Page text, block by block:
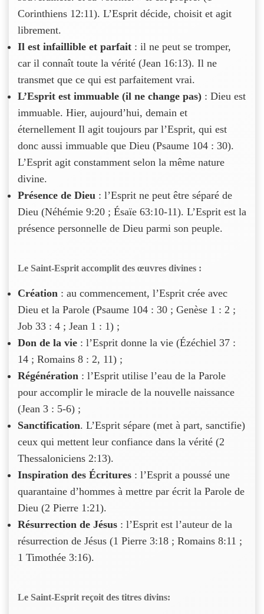
Corinthiens 12:11). L’Esprit décide, choisit et agit
librement.
Il est infaillible et parfait : il ne peut se tromper,
car il connaît toute la vérité (Jean 16:13). Il ne
transmet que ce qui est parfaitement vrai.
L’Esprit est immuable (il ne change pas) : Dieu est
immuable. Hier, aujourd’hui, demain et
éternellement Il agit toujours par l’Esprit, qui est
donc aussi immuable que Dieu (Psaume 104 : 30).
L’Esprit agit constamment selon la même nature
divine.
Présence de Dieu : l’Esprit ne peut être séparé de
Dieu (Néhémie 9:20 ; Ésaïe 63:10-11). L’Esprit est la
présence personnelle de Dieu parmi son peuple.
Le Saint-Esprit accomplit des œuvres divines :
Création : au commencement, l’Esprit crée avec
Dieu et la Parole (Psaume 104 : 30 ; Genèse 1 : 2 ;
Job 33 : 4 ; Jean 1 : 1) ;
Don de la vie : l’Esprit donne la vie (Ézéchiel 37 :
14 ; Romains 8 : 2, 11) ;
Régénération : l’Esprit utilise l’eau de la Parole
pour accomplir le miracle de la nouvelle naissance
(Jean 3 : 5-6) ;
Sanctification. L’Esprit sépare (met à part, sanctifie)
ceux qui mettent leur confiance dans la vérité (2
Thessaloniciens 2:13).
Inspiration des Écritures : l’Esprit a poussé une
quarantaine d’hommes à mettre par écrit la Parole de
Dieu (2 Pierre 1:21).
Résurrection de Jésus : l’Esprit est l’auteur de la
résurrection de Jésus (1 Pierre 3:18 ; Romains 8:11 ;
1 Timothée 3:16).
Le Saint-Esprit reçoit des titres divins: